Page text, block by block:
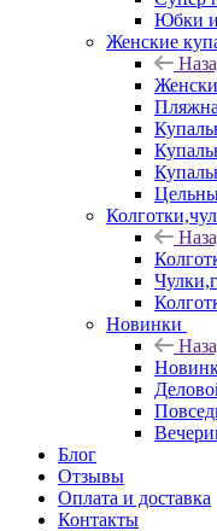
Юбки
Женские
Новинки
Блог
Отзывы
Оплата и доставка
Контакты